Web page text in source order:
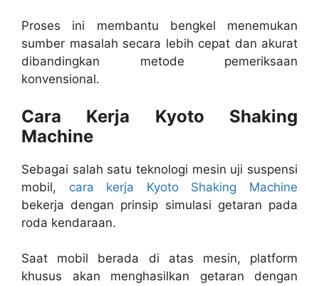
Proses ini membantu bengkel menemukan
sumber masalah secara lebih cepat dan akurat
dibandingkan metode pemeriksaan
konvensional.
Cara Kerja Kyoto Shaking
Machine
Sebagai salah satu teknologi mesin uji suspensi
mobil, cara kerja Kyoto Shaking Machine
bekerja dengan prinsip simulasi getaran pada
roda kendaraan.
Saat mobil berada di atas mesin, platform
khusus akan menghasilkan getaran dengan